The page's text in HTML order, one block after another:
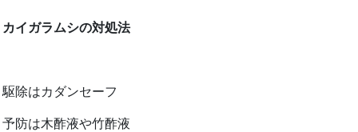
カイガラムシの対処法
駆除はカダンセーフ
予防は木酢液や竹酢液